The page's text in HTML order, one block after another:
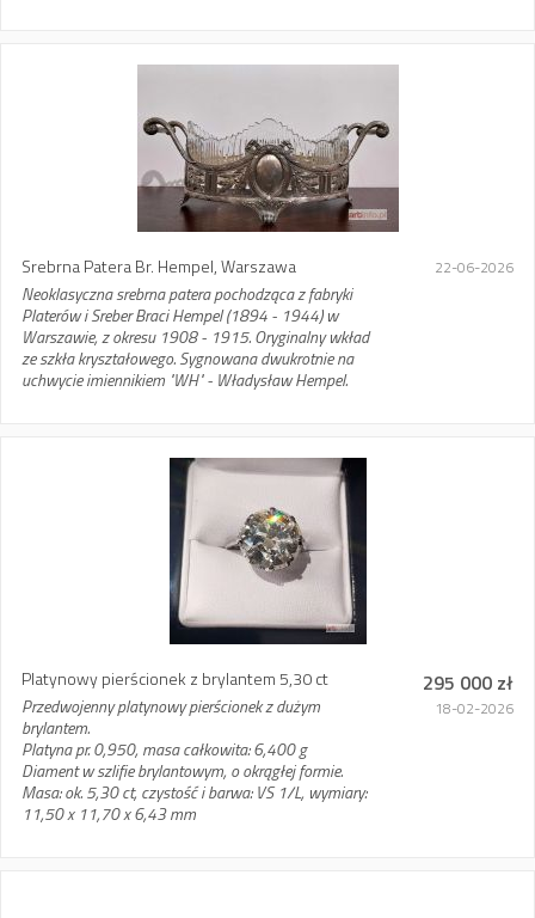
Srebrna Patera Br. Hempel, Warszawa
Neoklasyczna srebrna patera pochodząca z fabryki
Platerów i Sreber Braci Hempel (1894 - 1944) w
Warszawie, z okresu 1908 - 1915. Oryginalny wkład
ze szkła kryształowego. Sygnowana dwukrotnie na
uchwycie imiennikiem "WH" - Władysław Hempel.
22-06-2026
Platynowy pierścionek z brylantem 5,30 ct
Przedwojenny platynowy pierścionek z dużym
brylantem.
Platyna pr. 0,950, masa całkowita: 6,400 g
Diament w szlifie brylantowym, o okrągłej formie.
Masa: ok. 5,30 ct, czystość i barwa: VS 1/L, wymiary:
11,50 x 11,70 x 6,43 mm
295 000 zł
18-02-2026